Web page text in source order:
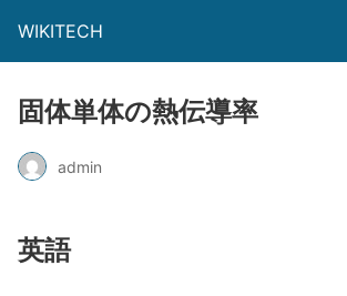
WIKITECH
固体単体の熱伝導率
admin
英語